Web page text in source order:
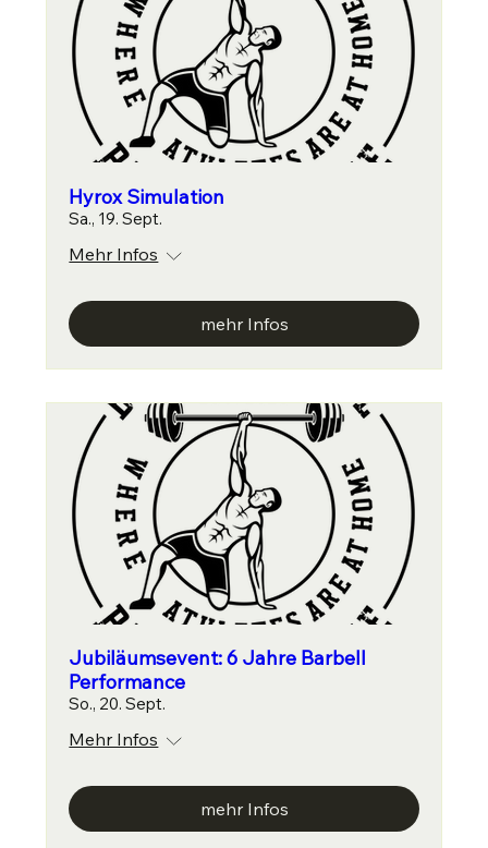
Hyrox Simulation
Sa., 19. Sept.
Mehr Infos
mehr Infos
Jubiläumsevent: 6 Jahre Barbell
Performance
So., 20. Sept.
Mehr Infos
mehr Infos